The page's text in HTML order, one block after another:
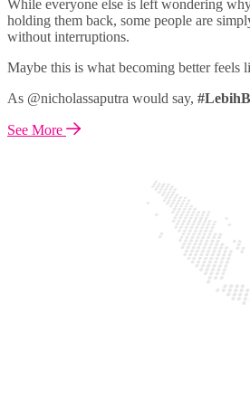
While everyone else is left wondering
holding them back, some people are
without interruptions.
Maybe this is what becoming better feels
As @nicholassaputra would say,
See More